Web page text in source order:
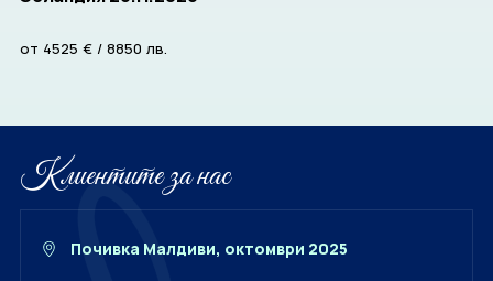
CORPORATE
За нас
от 4525 € / 8850 лв.
Клиентите за нас
Почивка Малдиви, октомври 2025